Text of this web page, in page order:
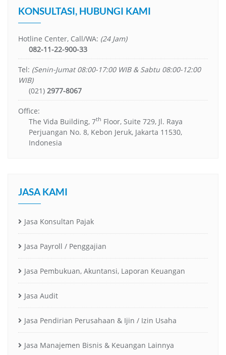
KONSULTASI, HUBUNGI KAMI
Hotline Center, Call/WA: (24 Jam)
082-11-22-900-33
Tel: (Senin-Jumat 08:00-17:00 WIB & Sabtu 08:00-12:00
WIB)
(021) 2977-8067
Office:
The Vida Building, 7th Floor, Suite 729, Jl. Raya
Perjuangan No. 8, Kebon Jeruk, Jakarta 11530,
Indonesia
JASA KAMI
Jasa Konsultan Pajak
Jasa Payroll / Penggajian
Jasa Pembukuan, Akuntansi, Laporan Keuangan
Jasa Audit
Jasa Pendirian Perusahaan & Ijin / Izin Usaha
Jasa Manajemen Bisnis & Keuangan Lainnya